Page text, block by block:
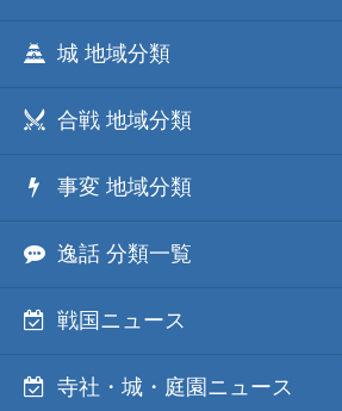
城 地域分類
合戦 地域分類
事変 地域分類
逸話 分類一覧
戦国ニュース
寺社・城・庭園ニュース